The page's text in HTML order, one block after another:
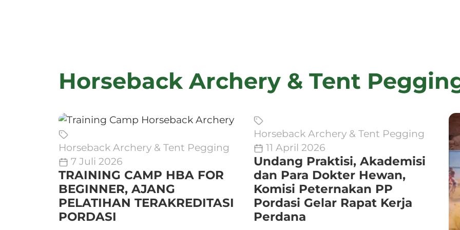
Horseback Archery & Tent
Horseback Archery & Tent Pegging
7 Juli 2026
TRAINING CAMP HBA FOR
BEGINNER, AJANG
PELATIHAN TERAKREDITASI
PORDASI
Horseback Archery & Tent Pegging
11 April 2026
Undang Praktisi, Akademisi
dan Para Dokter Hewan,
Komisi Peternakan PP
Pordasi Gelar Rapat Kerja
Perdana